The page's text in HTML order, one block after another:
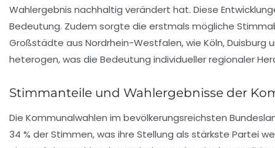
Wahlergebnis nachhaltig verändert hat. Diese
Bedeutung. Zudem sorgte die erstmals mögliche
Großstädte aus Nordrhein-Westfalen, wie Köln, Duisburg
heterogen, was die Bedeutung individueller regionaler
Stimmanteile und Wahlergebnisse der
Die Kommunalwahlen im bevölkerungsreichsten
34 % der Stimmen, was ihre Stellung als stärkste Partei